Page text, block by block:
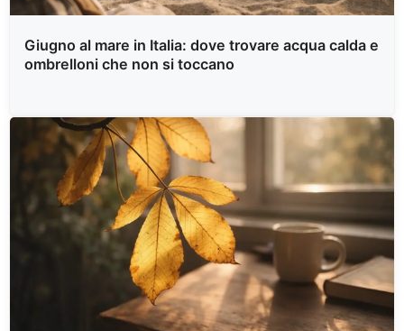
Giugno al mare in Italia: dove trovare acqua calda e
ombrelloni che non si toccano